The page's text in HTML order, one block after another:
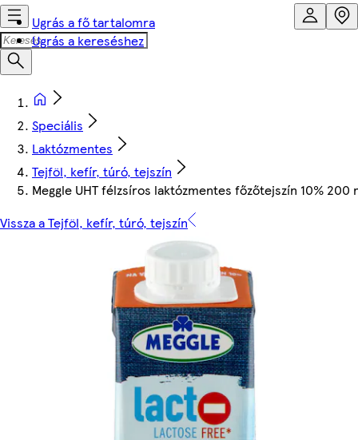
Ugrás a fő tartalomra
Ugrás a kereséshez
Speciális
Laktózmentes
Tejföl, kefír, túró, tejszín
Meggle UHT félzsíros laktózmentes főzőtejszín 10% 200
Vissza a Tejföl, kefír, túró, tejszín